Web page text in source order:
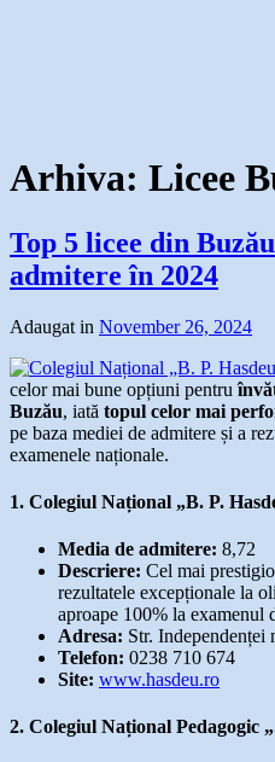
Arhiva: Licee
Top 5 licee din
admitere în 2024
Adaugat in November 26, 2024
celor mai bune opțiuni pentru
Buzău, iată topul celor mai
pe baza mediei de admitere și a
examenele naționale.
1. Colegiul Național „B. P.
Media de admitere: 8,72
Descriere: Cel mai
rezultatele excepționale la
aproape 100% la examenul
Adresa: Str. Independenței
Telefon: 0238 710 674
Site: www.hasdeu.ro
2. Colegiul Național Pedagogic